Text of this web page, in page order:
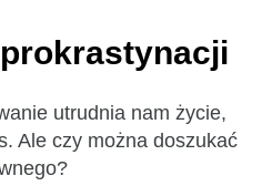
utrudnia nam życie,
Ale czy można doszukać